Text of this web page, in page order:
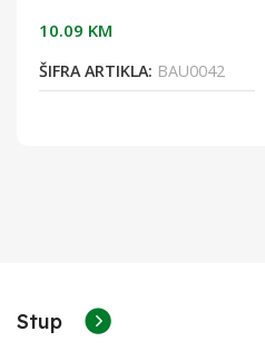
10.09 KM
ŠIFRA ARTIKLA: BAU0042
Stup